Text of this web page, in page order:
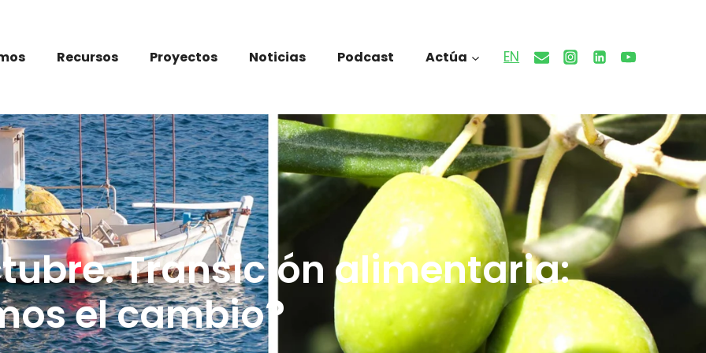
Recursos Proyectos Noticias Podcast Actúa EN
Transición alimentaria:
el cambio?